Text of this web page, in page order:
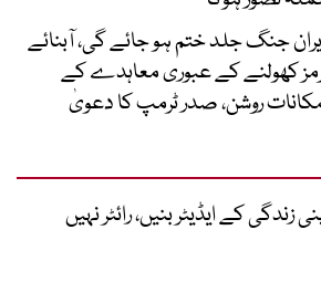
جنگ جلد ختم ہو جائے گی، آبنائے
کھولنے کے عبوری معاہدے کے
روشن، صدر ٹرمپ کا دعویٰ
زندگی کے ایڈیٹر بنیں، رائٹر نہیں